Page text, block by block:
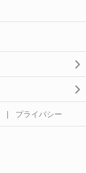
| プライバシー